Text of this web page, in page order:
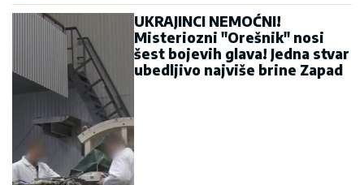
UKRAJINCI NEMOĆNI!
Misteriozni "Orešnik" nosi
šest bojevih glava! Jedna stvar
ubedljivo najviše brine Zapad